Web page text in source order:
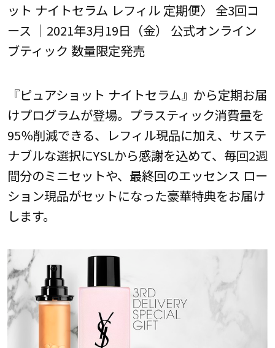
ット ナイトセラム レフィル 定期便〉 全3回コ
ース ｜2021年3月19日（金） 公式オンライン
ブティック 数量限定発売
『ピュアショット ナイトセラム』から定期お届
けプログラムが登場。プラスティック消費量を
95％削減できる、レフィル現品に加え、サステ
ナブルな選択にYSLから感謝を込めて、毎回2週
間分のミニセットや、最終回のエッセンス ロー
ション現品がセットになった豪華特典をお届け
します。